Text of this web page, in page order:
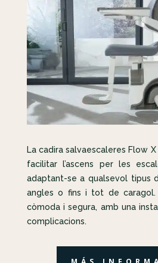
La cadira salvaescaleres Flow
facilitar l’ascens per les
adaptant-se a qualsevol tipus
angles o fins i tot de caragol.
còmoda i segura, amb una
complicacions.